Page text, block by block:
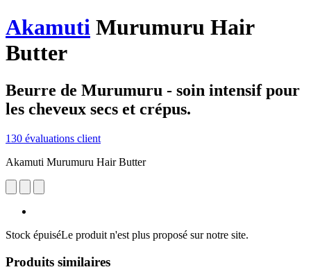
Akamuti Murumuru Hair
Butter
Beurre de Murumuru - soin intensif pour
les cheveux secs et crépus.
130 évaluations client
Akamuti Murumuru Hair Butter
Stock épuiséLe produit n'est plus proposé sur notre site.
Produits similaires